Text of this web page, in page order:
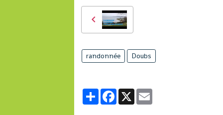
randonnée Doubs
PartagerFacebook
X